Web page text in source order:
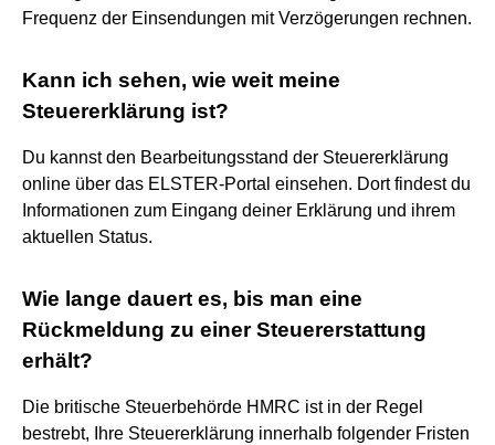
Frequenz der Einsendungen mit Verzögerungen rechnen.
Kann ich sehen, wie weit meine
Steuererklärung ist?
Du kannst den Bearbeitungsstand der Steuererklärung
online über das ELSTER-Portal einsehen. Dort findest du
Informationen zum Eingang deiner Erklärung und ihrem
aktuellen Status.
Wie lange dauert es, bis man eine
Rückmeldung zu einer Steuererstattung
erhält?
Die britische Steuerbehörde HMRC ist in der Regel
bestrebt, Ihre Steuererklärung innerhalb folgender Fristen